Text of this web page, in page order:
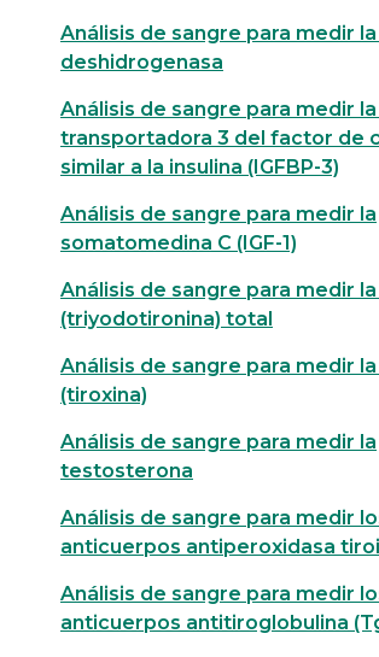
Análisis de sangre para medir
deshidrogenasa
Análisis de sangre para medir
transportadora 3 del factor de
similar a la insulina (IGFBP-3)
Análisis de sangre para medir la
somatomedina C (IGF-1)
Análisis de sangre para medir
(triyodotironina) total
Análisis de sangre para medir
(tiroxina)
Análisis de sangre para medir la
testosterona
Análisis de sangre para medir
anticuerpos antiperoxidasa
Análisis de sangre para medir
anticuerpos antitiroglobulina